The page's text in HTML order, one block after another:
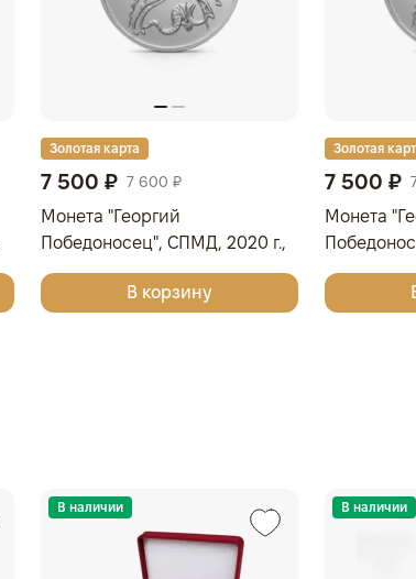
Золотая карта
7 500 ₽ 7 600 ₽
Монета "Георгий
Победоносец", СПМД, 2020 г.,
Серебро, 31,1 гр., проба 999,
В корзину
Золотая
7 500 ₽
Монета
Серебро,
В наличии В наличии